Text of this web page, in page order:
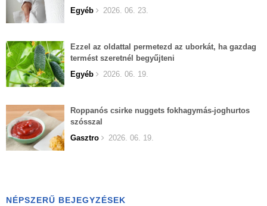
Egyéb 2026. 06. 23.
Ezzel az oldattal permetezd az uborkát, ha gazdag
termést szeretnél begyűjteni
Egyéb
2026. 06. 19.
Roppanós csirke nuggets fokhagymás-joghurtos
szósszal
Gasztro
2026. 06. 19.
NÉPSZERŰ BEJEGYZÉSEK